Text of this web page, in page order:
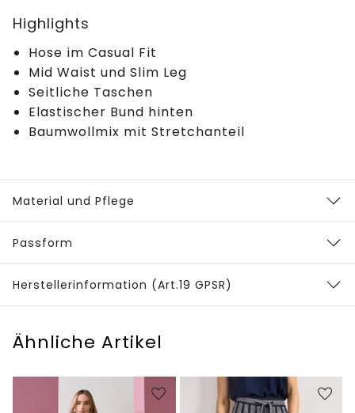
Highlights
Hose im Casual Fit
Mid Waist und Slim Leg
Seitliche Taschen
Elastischer Bund hinten
Baumwollmix mit Stretchanteil
Material und Pflege
Passform
Herstellerinformation (Art.19 GPSR)
Ähnliche Artikel